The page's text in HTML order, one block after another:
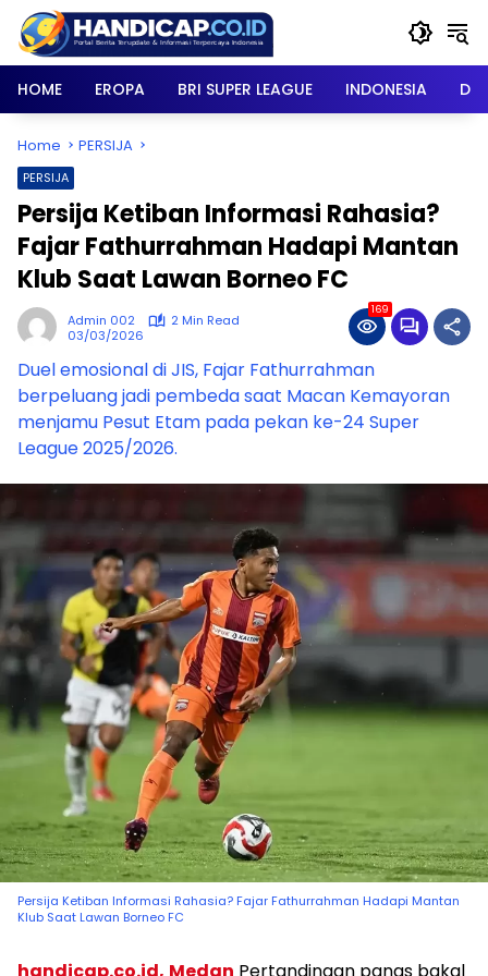
content
HOME
EROPA BRI SUPER LEAGUE INDONESIA
Home PERSIJA
PERSIJA
Persija Ketiban Informasi Rahasia?
Fajar Fathurrahman Hadapi Mantan
Klub Saat Lawan Borneo FC
Admin 002
2 Min Read
03/03/2026
169
Duel emosional di JIS, Fajar Fathurrahman
berpeluang jadi pembeda saat Macan Kemayoran
menjamu Pesut Etam pada pekan ke-24 Super
League 2025/2026.
Persija Ketiban Informasi Rahasia? Fajar Fathurrahman Hadapi Mantan
Klub Saat Lawan Borneo FC